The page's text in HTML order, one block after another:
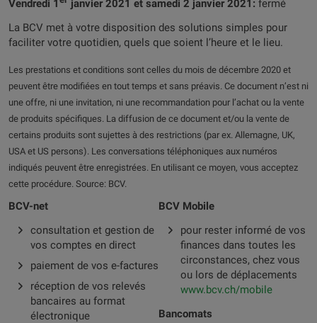
Vendredi 1 janvier 2021 et samedi 2 janvier 2021: fermé
La BCV met à votre disposition des solutions simples pour
faciliter votre quotidien, quels que soient l’heure et le lieu.
Les prestations et conditions sont celles du mois de décembre 2020 et
peuvent être modifiées en tout temps et sans préavis. Ce document n’est ni
une offre, ni une invitation, ni une recommandation pour l’achat ou la vente
de produits spécifiques. La diffusion de ce document et/ou la vente de
certains produits sont sujettes à des restrictions (par ex. Allemagne, UK,
USA et US persons). Les conversations téléphoniques aux numéros
indiqués peuvent être enregistrées. En utilisant ce moyen, vous acceptez
cette procédure. Source: BCV.
BCV-net
consultation et gestion de
vos comptes en direct
paiement de vos e-factures
réception de vos relevés
bancaires au format
électronique
BCV Mobile
pour rester informé de vos
finances dans toutes les
circonstances, chez vous
ou lors de déplacements
www.bcv.ch/mobile
Bancomats